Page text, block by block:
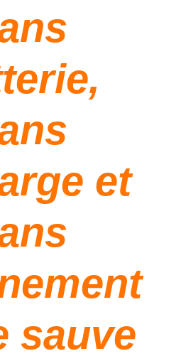
et
sauve